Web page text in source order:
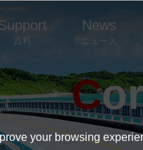
資料
News
ニュース
your browsing